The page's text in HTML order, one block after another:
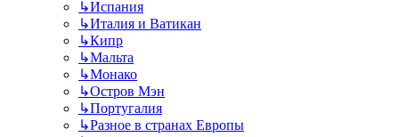
↳Испания
↳Италия и Ватикан
↳Кипр
↳Мальта
↳Монако
↳Остров Мэн
↳Португалия
↳Разное в странах Европы